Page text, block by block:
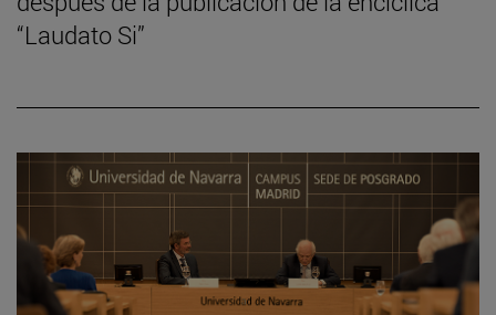
“Laudato Si”